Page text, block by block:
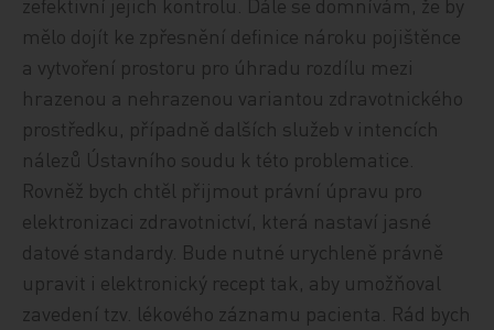
mělo dojít ke zpřesnění definice nároku pojištěnce
a vytvoření prostoru pro úhradu rozdílu mezi
hrazenou a nehrazenou variantou zdravotnického
prostředku, případně dalších služeb v intencích
nálezů Ústavního soudu k této problematice.
Rovněž bych chtěl přijmout právní úpravu pro
elektronizaci zdravotnictví, která nastaví jasné
datové standardy. Bude nutné urychleně právně
upravit i elektronický recept tak, aby umožňoval
zavedení tzv. lékového záznamu pacienta. Rád bych